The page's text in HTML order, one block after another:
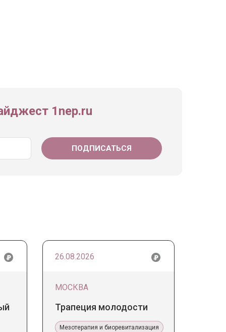
1nep.ru
26.08.2026
МОСКВА
Трапеция молодости
Мезотерапия и биоревитализация